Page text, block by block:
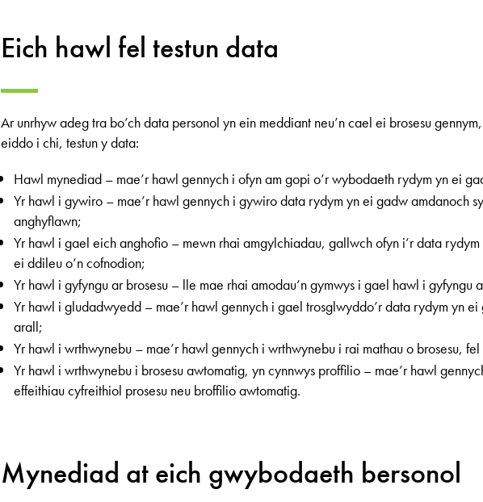
Eich hawl fel testun data
Ar unrhyw adeg tra bo’ch data personol yn ein meddiant neu’n cael ei brosesu
eiddo i chi, testun y data:
Hawl mynediad – mae’r hawl gennych i ofyn am gopi o’r wybodaeth rydym yn ei
Yr hawl i gywiro – mae’r hawl gennych i gywiro data rydym yn ei gadw amdanoch
anghyflawn;
Yr hawl i gael eich anghofio – mewn rhai amgylchiadau, gallwch ofyn i’r data
ei ddileu o’n cofnodion;
Yr hawl i gyfyngu ar brosesu – lle mae rhai amodau’n gymwys i gael hawl i gyfyngu
Yr hawl i gludadwyedd – mae’r hawl gennych i gael trosglwyddo’r data rydym yn
arall;
Yr hawl i wrthwynebu – mae’r hawl gennych i wrthwynebu i rai mathau o brosesu,
Yr hawl i wrthwynebu i brosesu awtomatig, yn cynnwys proffilio – mae’r hawl
effeithiau cyfreithiol prosesu neu broffilio awtomatig.
Mynediad at eich gwybodaeth bersonol